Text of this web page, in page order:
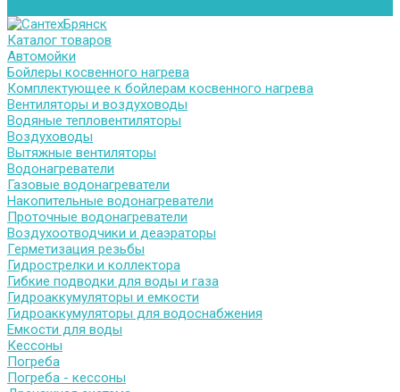
Каталог товаров
Автомойки
Бойлеры косвенного нагрева
Комплектующее к бойлерам косвенного нагрева
Вентиляторы и воздуховоды
Водяные тепловентиляторы
Воздуховоды
Вытяжные вентиляторы
Водонагреватели
Газовые водонагреватели
Накопительные водонагреватели
Проточные водонагреватели
Воздухоотводчики и деаэраторы
Герметизация резьбы
Гидрострелки и коллектора
Гибкие подводки для воды и газа
Гидроаккумуляторы и емкости
Гидроаккумуляторы для водоснабжения
Емкости для воды
Кессоны
Погреба
Погреба - кессоны